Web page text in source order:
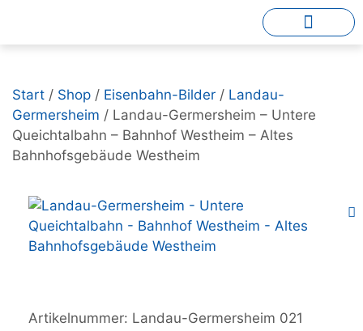
Start / Shop / Eisenbahn-Bilder / Landau-
Germersheim / Landau-Germersheim – Untere
Queichtalbahn – Bahnhof Westheim – Altes
Bahnhofsgebäude Westheim
Artikelnummer: Landau-Germersheim 021